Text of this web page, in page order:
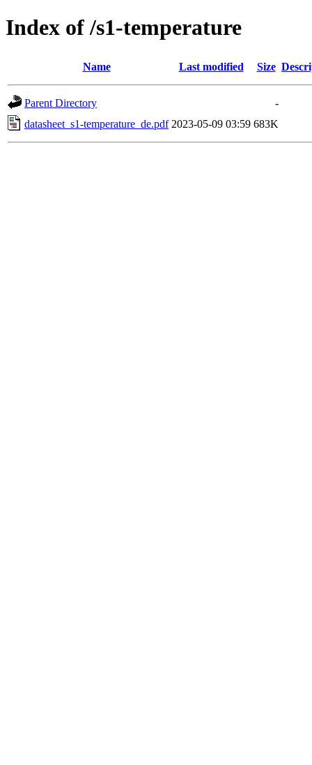
Index of /s1-temperature
Name Last modified Size
Parent Directory
-
datasheet_s1-temperature_de.pdf 2023-05-09 03:59 683K